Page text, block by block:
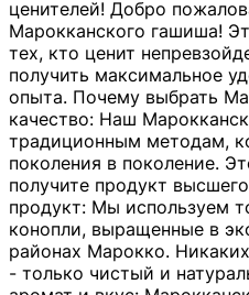
ценителей! Добро
Марокканского гашиша!
тех, кто ценит
получить максимальное
опыта. Почему выбрать
качество: Наш
традиционным методам,
поколения в поколение.
получите продукт
продукт: Мы используем
конопли, выращенные в
районах Марокко.
- только чистый и